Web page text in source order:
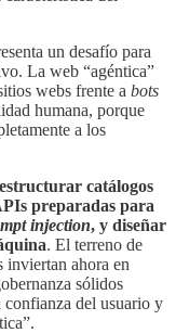
un desafío para
La web “agéntica”
webs frente a bots
humana, porque
a los
estructurar catálogos
preparadas para
injection, y diseñar
. El terreno de
inviertan ahora en
sólidos
confianza del usuario y